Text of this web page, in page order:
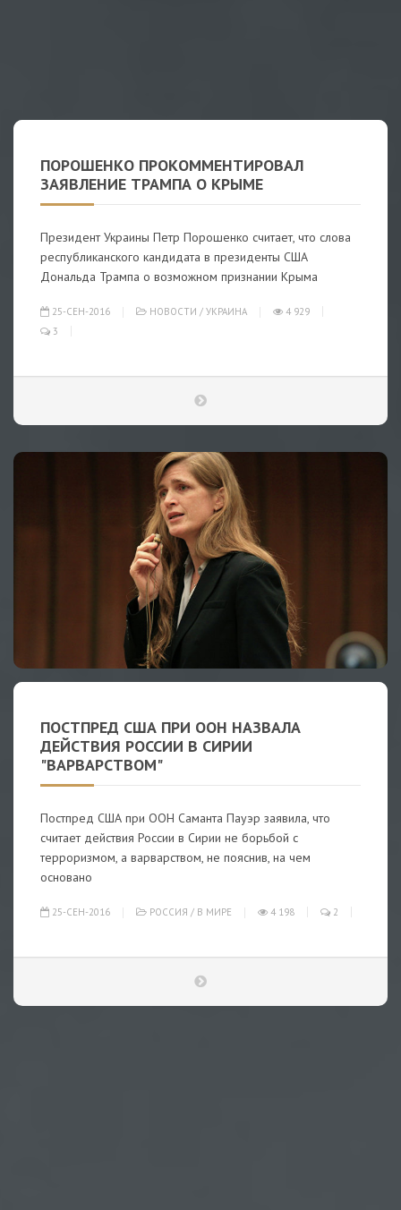
ПОРОШЕНКО ПРОКОММЕНТИРОВАЛ
ЗАЯВЛЕНИЕ ТРАМПА О КРЫМЕ
Президент Украины Петр Порошенко считает, что слова
республиканского кандидата в президенты США
Дональда Трампа о возможном признании Крыма
25-СЕН-2016 НОВОСТИ / УКРАИНА
4 929
3
ПОСТПРЕД США ПРИ ООН НАЗВАЛА
ДЕЙСТВИЯ РОССИИ В СИРИИ
"ВАРВАРСТВОМ"
Постпред США при ООН Саманта Пауэр заявила, что
считает действия России в Сирии не борьбой с
терроризмом, а варварством, не пояснив, на чем
основано
25-СЕН-2016 РОССИЯ / В МИРЕ 4 198 2